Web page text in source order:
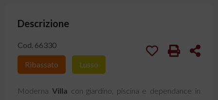
Descrizione
Cod. 66330
Ribassato Lusso
Moderna Villa con giardino, piscina e dependance in